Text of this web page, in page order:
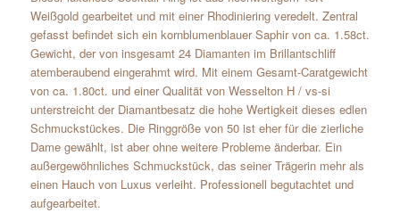
Weißgold gearbeitet und mit einer Rhodiniering veredelt. Zentral
gefasst befindet sich ein kornblumenblauer Saphir von ca. 1.58ct.
Gewicht, der von insgesamt 24 Diamanten im Brillantschliff
atemberaubend eingerahmt wird. Mit einem Gesamt-Caratgewicht
von ca. 1.80ct. und einer Qualität von Wesselton H / vs-si
unterstreicht der Diamantbesatz die hohe Wertigkeit dieses edlen
Schmuckstückes. Die Ringgröße von 50 ist eher für die zierliche
Dame gewählt, ist aber ohne weitere Probleme änderbar. Ein
außergewöhnliches Schmuckstück, das seiner Trägerin mehr als
einen Hauch von Luxus verleiht. Professionell begutachtet und
aufgearbeitet.